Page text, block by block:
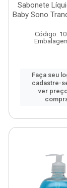
Sabonete
Baby Sono
Código:
Faça seu
cadastre-
ver